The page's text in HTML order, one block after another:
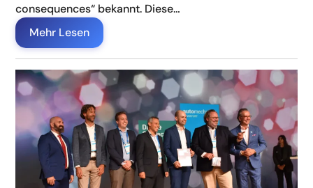
consequences“ bekannt. Diese…
Mehr Lesen